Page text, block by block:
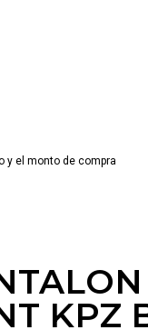
y el monto de compra
KPZ